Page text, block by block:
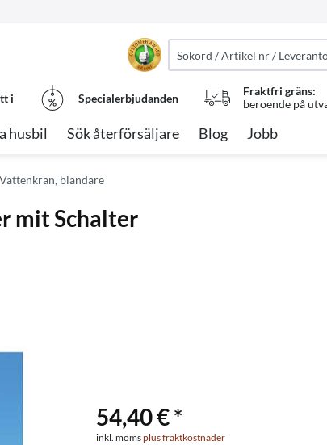
i Specialerbjudanden
Fraktfri gräns:
beroende på
husbil Sök återförsäljare Blog Jobb
Vattenkran, blandare
mit Schalter
54,40 € *
inkl. momsplus fraktkostnader